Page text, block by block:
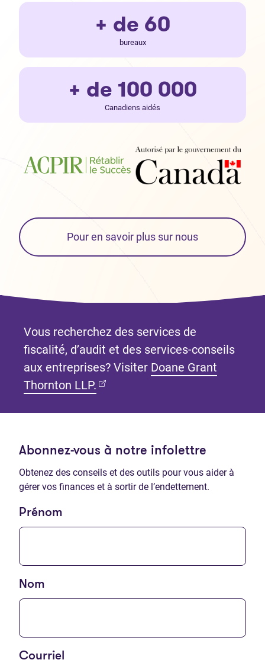
+ de 60
bureaux
+ de 100 000
Canadiens aidés
Pour en savoir plus sur nous
Vous recherchez des services de
fiscalité, d’audit et des services-conseils
aux entreprises? Visiter Doane Grant
Thornton LLP. (Ouvre dans un nouvel onglet)
Abonnez-vous à notre infolettre
Obtenez des conseils et des outils pour vous aider à
gérer vos finances et à sortir de l’endettement.
Prénom
Nom
Courriel